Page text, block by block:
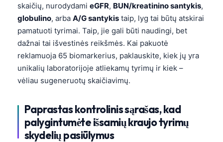
skaičių, nurodydami eGFR, BUN/kreatinino santykis,
globulino, arba A/G santykis taip, lyg tai būtų atskirai
pamatuoti tyrimai. Taip, jie gali būti naudingi, bet
dažnai tai išvestinės reikšmės. Kai pakuotė
reklamuoja 65 biomarkerius, paklauskite, kiek jų yra
unikalių laboratorijoje atliekamų tyrimų ir kiek –
vėliau sugeneruotų skaičiavimų.
Paprastas kontrolinis sąrašas, kad
palygintumėte išsamių kraujo tyrimų
skydelių pasiūlymus